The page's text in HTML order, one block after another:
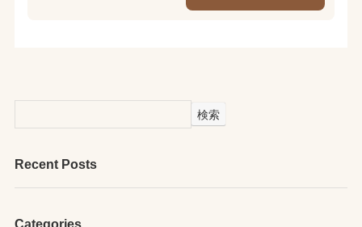
検索
Recent Posts
Categories